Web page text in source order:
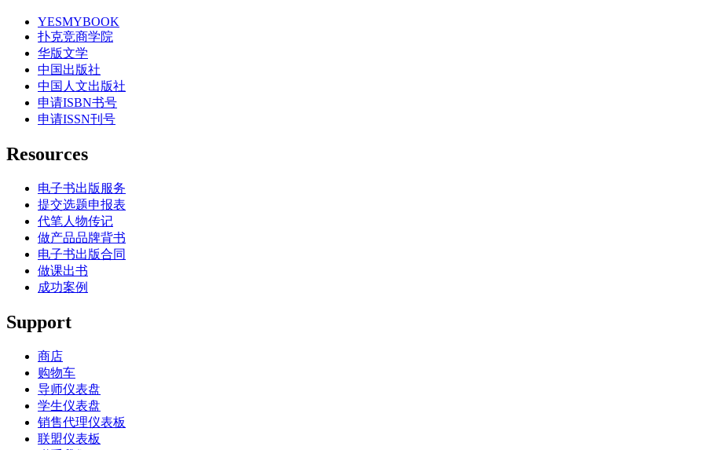
YESMYBOOK
扑克竞商学院
华版文学
中国出版社
中国人文出版社
申请ISBN书号
申请ISSN刊号
Resources
电子书出版服务
提交选题申报表
代笔人物传记
做产品品牌背书
电子书出版合同
做课出书
成功案例
Support
商店
购物车
导师仪表盘
学生仪表盘
销售代理仪表板
联盟仪表板